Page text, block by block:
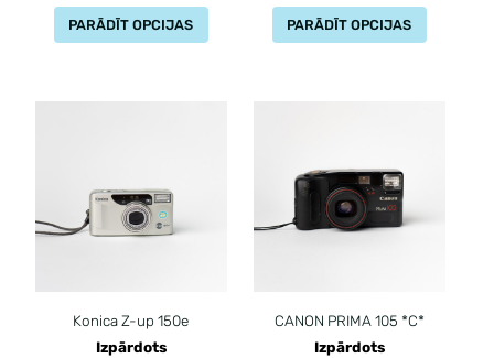
PARĀDĪT OPCIJAS PARĀDĪT OPCIJAS
Konica Z-up 150e
Izpārdots
CANON PRIMA 105 *C*
Izpārdots